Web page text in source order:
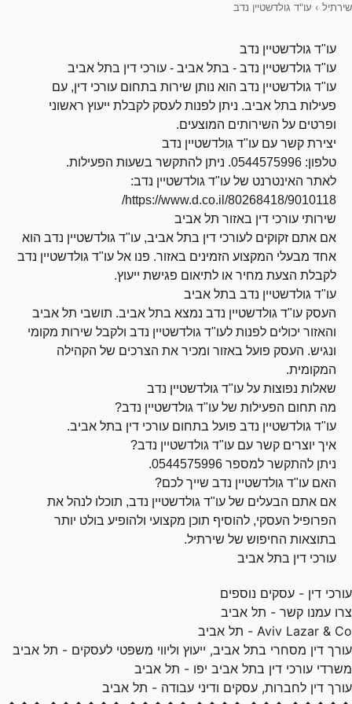
שירתיל › עו"ד גולדשטיין נדב
עו"ד גולדשטיין נדב
עו"ד גולדשטיין נדב - בתל אביב - עורכי דין בתל אביב
עו"ד גולדשטיין נדב הוא נותן שירות בתחום עורכי דין, עם
פעילות בתל אביב. ניתן לפנות לעסק לקבלת ייעוץ ראשוני
ופרטים על השירותים המוצעים.
יצירת קשר עם עו"ד גולדשטיין נדב
טלפון: 0544575996. ניתן להתקשר בשעות הפעילות.
לאתר האינטרנט של עו"ד גולדשטיין נדב:
https://www.d.co.il/80268418/9010118/
שירותי עורכי דין באזור תל אביב
אם אתם זקוקים לעורכי דין בתל אביב, עו"ד גולדשטיין נדב הוא
אחד מבעלי המקצוע הזמינים באזור. פנו אל עו"ד גולדשטיין נדב
לקבלת הצעת מחיר או לתיאום פגישת ייעוץ.
עו"ד גולדשטיין נדב בתל אביב
העסק עו"ד גולדשטיין נדב נמצא בתל אביב. תושבי תל אביב
והאזור יכולים לפנות לעו"ד גולדשטיין נדב ולקבל שירות מקומי
ונגיש. העסק פועל באזור ומכיר את הצרכים של הקהילה
המקומית.
שאלות נפוצות על עו"ד גולדשטיין נדב
מה תחום הפעילות של עו"ד גולדשטיין נדב?
עו"ד גולדשטיין נדב פועל בתחום עורכי דין בתל אביב.
איך יוצרים קשר עם עו"ד גולדשטיין נדב?
ניתן להתקשר למספר 0544575996.
האם עו"ד גולדשטיין נדב שייך לכם?
אם אתם הבעלים של עו"ד גולדשטיין נדב, תוכלו לנהל את
הפרופיל העסקי, להוסיף תוכן מקצועי ולהופיע בולט יותר
בתוצאות החיפוש של שירתיל.
עורכי דין בתל אביב
עורכי דין - עסקים נוספים
צרו עמנו קשר - תל אביב
Aviv Lazar & Co - תל אביב
עורך דין מסחרי בתל אביב, ייעוץ וליווי משפטי לעסקים - תל אביב
משרדי עורכי דין בתל אביב יפו - תל אביב
עורך דין לחברות, עסקים ודיני עבודה - תל אביב